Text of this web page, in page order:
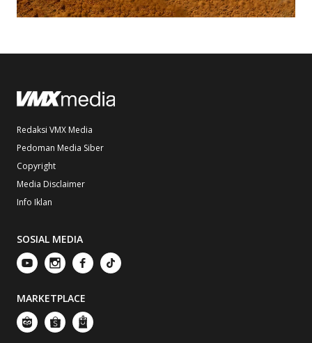
Redaksi VMX Media
Pedoman Media Siber
Copyright
Media Disclaimer
Info Iklan
SOSIAL MEDIA
MARKETPLACE